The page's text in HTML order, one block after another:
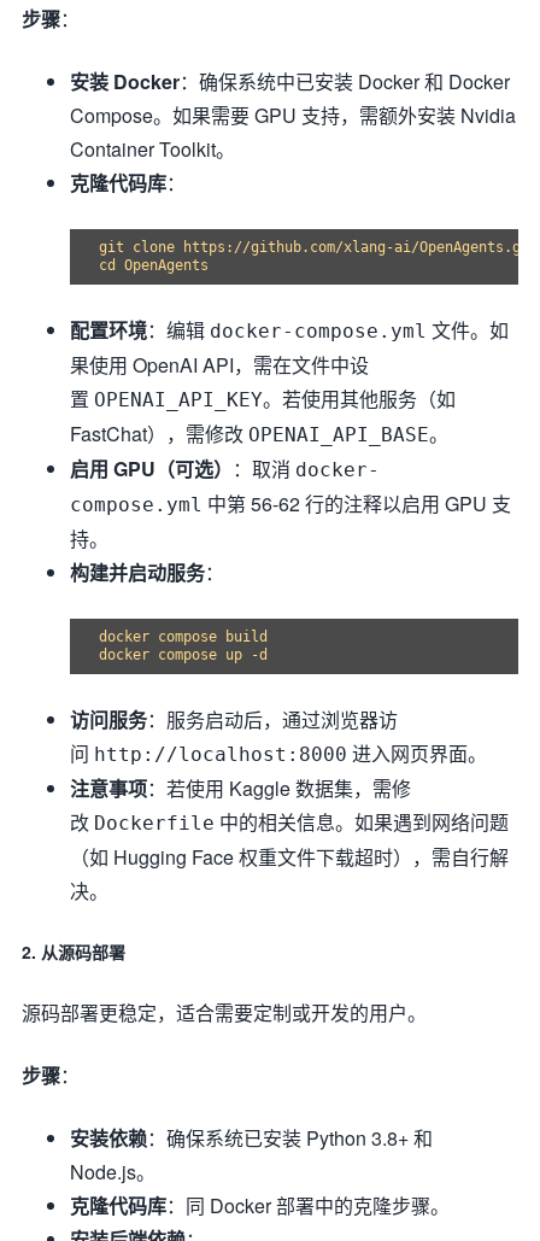
步骤：
安装 Docker：确保系统中已安装 Docker 和 Docker
Compose。如果需要 GPU 支持，需额外安装 Nvidia
Container Toolkit。
克隆代码库：
git clone https://github.com/xlang-ai/OpenAgents.git
cd OpenAgents
配置环境：编辑 docker-compose.yml 文件。如
果使用 OpenAI API，需在文件中设
置 OPENAI_API_KEY。若使用其他服务（如
FastChat），需修改 OPENAI_API_BASE。
启用 GPU（可选） ：取消 docker-
compose.yml 中第 56-62 行的注释以启用 GPU 支
持。
构建并启动服务：
docker compose build
访问服务：服务启动后，通过浏览器访
问 http://localhost:8000 进入网页界面。
注意事项：若使用 Kaggle 数据集，需修
改 Dockerfile 中的相关信息。如果遇到网络问题
（如 Hugging Face 权重文件下载超时），需自行解
决。
2. 从源码部署
源码部署更稳定，适合需要定制或开发的用户。
步骤：
安装依赖：确保系统已安装 Python 3.8+ 和
Node.js。
克隆代码库：同 Docker 部署中的克隆步骤。